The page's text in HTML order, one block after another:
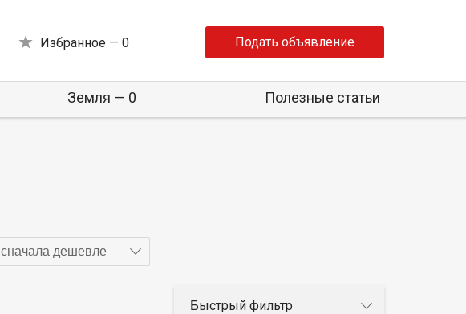
Избранное — 0 Подать объявление
Земля — 0 Полезные статьи
сначала дешевле
Быстрый фильтр